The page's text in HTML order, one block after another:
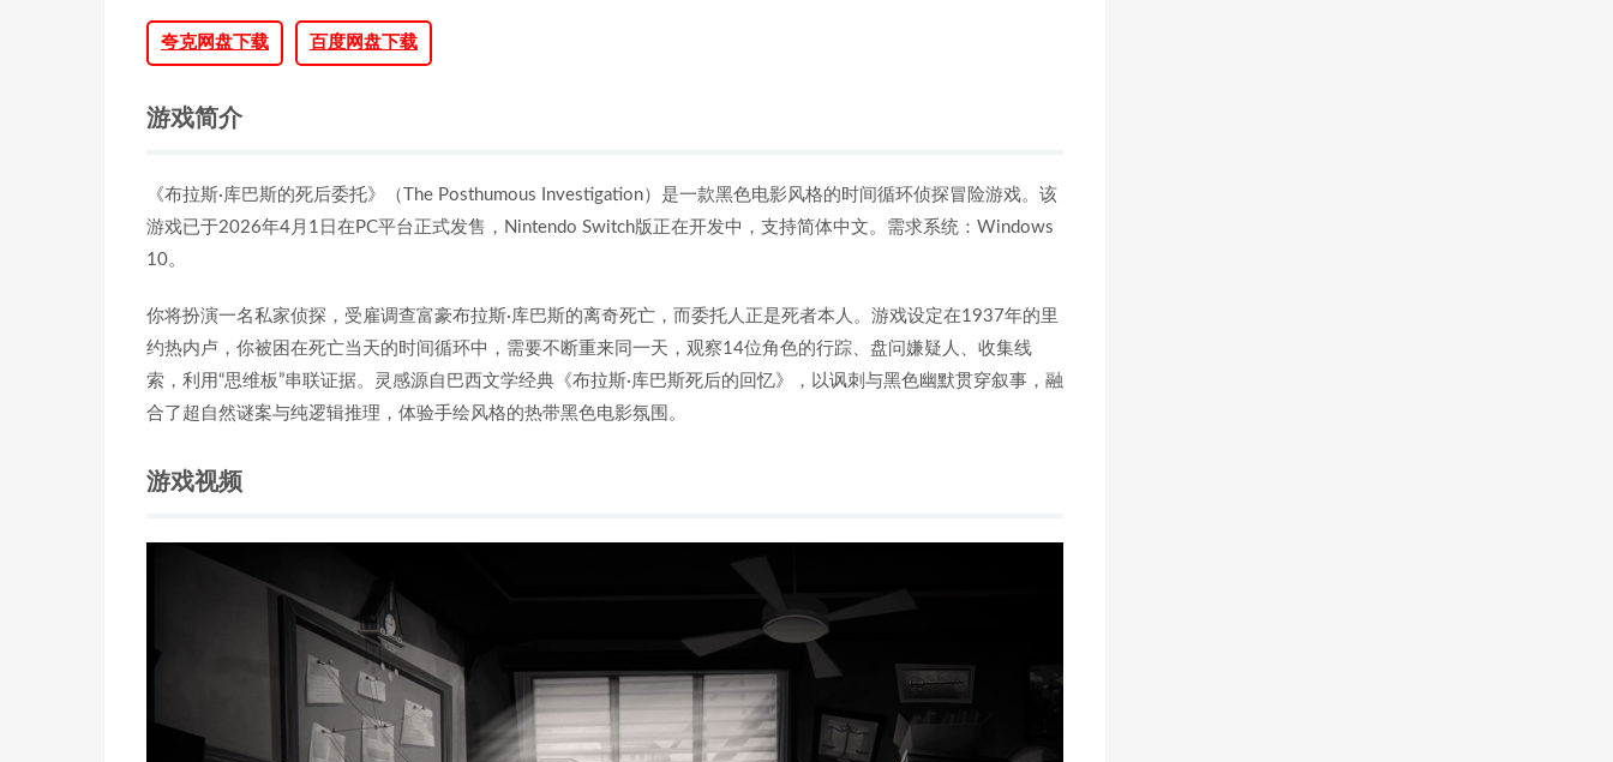
夸克网盘下载 百度网盘下载
游戏简介
《布拉斯·库巴斯的死后委托》（The Posthumous Investigation）是一款黑色电影风格的时间循环侦探冒险游戏。该
游戏已于2026年4月1日在PC平台正式发售，Nintendo Switch版正在开发中，支持简体中文。需求系统：Windows
10。
你将扮演一名私家侦探，受雇调查富豪布拉斯·库巴斯的离奇死亡，而委托人正是死者本人。游戏设定在1937年的里
约热内卢，你被困在死亡当天的时间循环中，需要不断重来同一天，观察14位角色的行踪、盘问嫌疑人、收集线
索，利用“思维板”串联证据。灵感源自巴西文学经典《布拉斯·库巴斯死后的回忆》，以讽刺与黑色幽默贯穿叙事，融
合了超自然谜案与纯逻辑推理，体验手绘风格的热带黑色电影氛围。
游戏视频